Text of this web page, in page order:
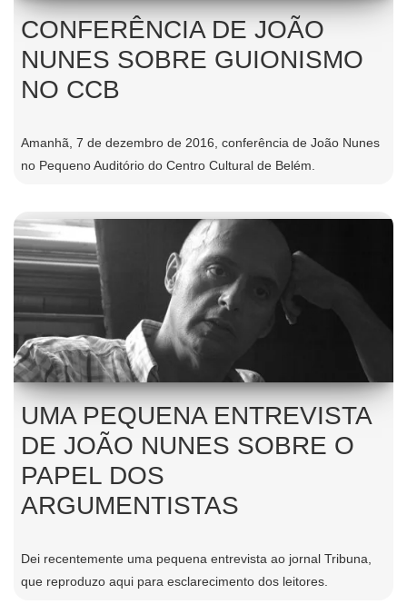
CONFERÊNCIA DE JOÃO
NUNES SOBRE GUIONISMO
NO CCB
Amanhã, 7 de dezembro de 2016, conferência de João Nunes
no Pequeno Auditório do Centro Cultural de Belém.
UMA PEQUENA ENTREVISTA
DE JOÃO NUNES SOBRE O
PAPEL DOS
ARGUMENTISTAS
Dei recentemente uma pequena entrevista ao jornal Tribuna,
que reproduzo aqui para esclarecimento dos leitores.